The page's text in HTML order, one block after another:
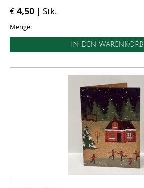
€4,50 | Stk.
Menge:
IN DEN WARENKORB